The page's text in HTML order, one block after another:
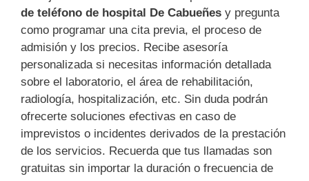
de teléfono de hospital De Cabueñes y pregunta
como programar una cita previa, el proceso de
admisión y los precios. Recibe asesoría
personalizada si necesitas información detallada
sobre el laboratorio, el área de rehabilitación,
radiología, hospitalización, etc. Sin duda podrán
ofrecerte soluciones efectivas en caso de
imprevistos o incidentes derivados de la prestación
de los servicios. Recuerda que tus llamadas son
gratuitas sin importar la duración o frecuencia de